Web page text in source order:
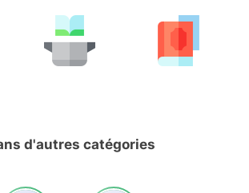
d'autres catégories